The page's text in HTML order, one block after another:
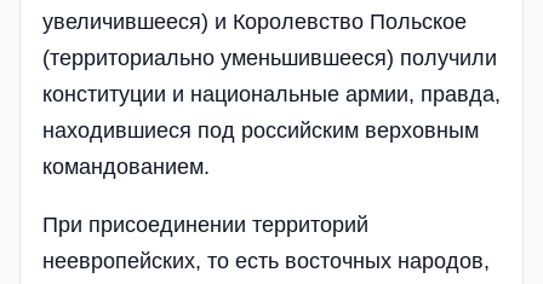
увеличившееся) и Королевство Польское
(территориально уменьшившееся) получили
конституции и национальные армии, правда,
находившиеся под российским верховным
командованием.
При присоединении территорий
неевропейских, то есть восточных народов,